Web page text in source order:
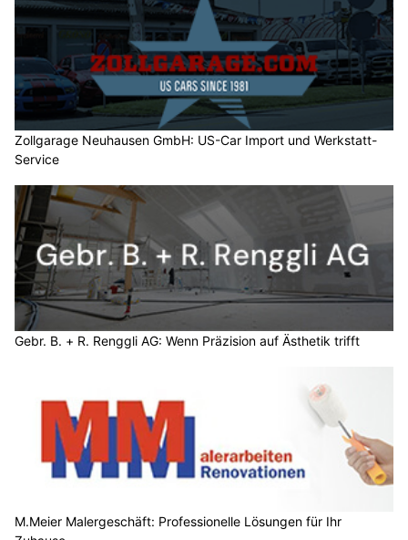
Zollgarage Neuhausen GmbH: US-Car Import und Werkstatt-
Service
Gebr. B. + R. Renggli AG: Wenn Präzision auf Ästhetik trifft
M.Meier Malergeschäft: Professionelle Lösungen für Ihr